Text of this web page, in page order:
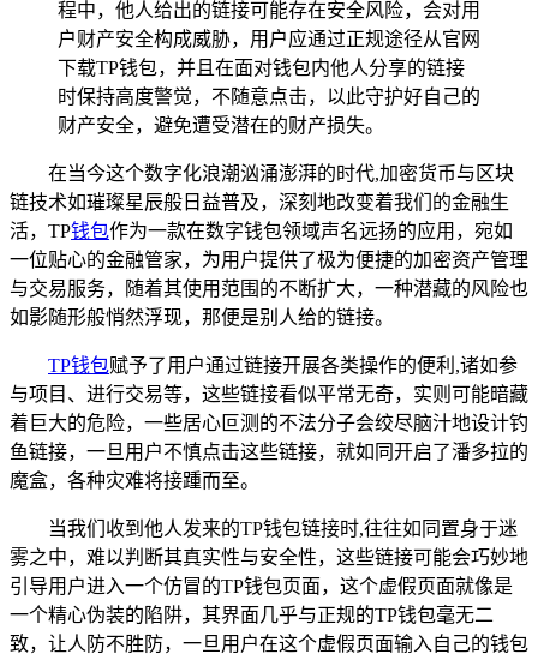
程中，他人给出的链接可能存在安全风险，会对用
户财产安全构成威胁，用户应通过正规途径从官网
下载TP钱包，并且在面对钱包内他人分享的链接
时保持高度警觉，不随意点击，以此守护好自己的
财产安全，避免遭受潜在的财产损失。
在当今这个数字化浪潮汹涌澎湃的时代,加密货币与区块
链技术如璀璨星辰般日益普及，深刻地改变着我们的金融生
活，TP钱包作为一款在数字钱包领域声名远扬的应用，宛如
一位贴心的金融管家，为用户提供了极为便捷的加密资产管理
与交易服务，随着其使用范围的不断扩大，一种潜藏的风险也
如影随形般悄然浮现，那便是别人给的链接。
TP钱包赋予了用户通过链接开展各类操作的便利,诸如参
与项目、进行交易等，这些链接看似平常无奇，实则可能暗藏
着巨大的危险，一些居心叵测的不法分子会绞尽脑汁地设计钓
鱼链接，一旦用户不慎点击这些链接，就如同开启了潘多拉的
魔盒，各种灾难将接踵而至。
当我们收到他人发来的TP钱包链接时,往往如同置身于迷
雾之中，难以判断其真实性与安全性，这些链接可能会巧妙地
引导用户进入一个仿冒的TP钱包页面，这个虚假页面就像是
一个精心伪装的陷阱，其界面几乎与正规的TP钱包毫无二
致，让人防不胜防，一旦用户在这个虚假页面输入自己的钱包